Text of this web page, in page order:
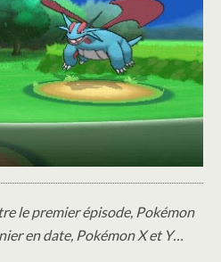
le premier épisode, Pokémon
en date, Pokémon X et Y…